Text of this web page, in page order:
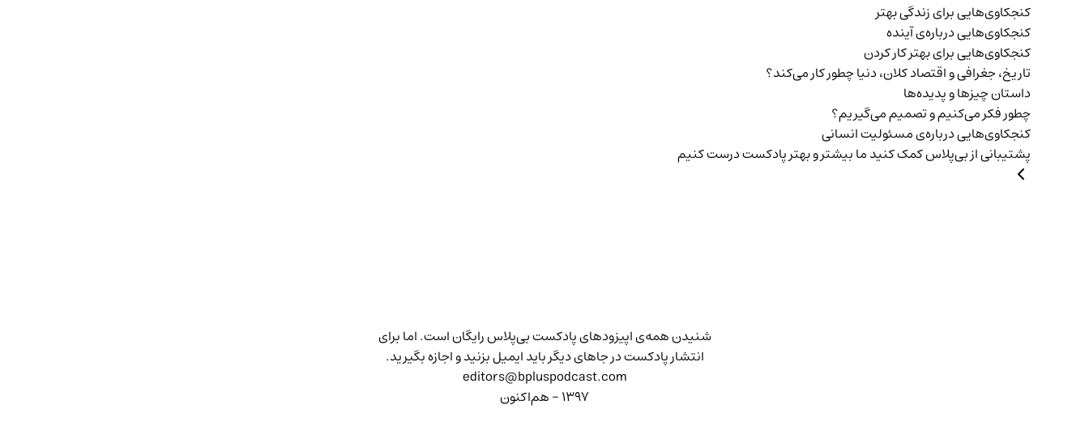
کنجکاوی‌هایی برای زندگی بهتر
کنجکاوی‌هایی درباره‌ی آينده
کنجکاوی‌هایی برای بهتر کار کردن
تاریخ،‌ جغرافی و اقتصاد کلان، دنیا چطور کار می‌کند؟
داستان چیزها و پدیده‌ها
چطور فکر می‌کنیم و تصمیم می‌گیریم؟
کنجکاوی‌هایی درباره‌ی مسئولیت انسانی
پشتیبانی از بی‌پلاسکمک کنید ما بیشتر و بهتر پادکست درست کنیم
شنیدن همه‌ی اپیزودهای پادکست بی‌پلاس رایگان است. اما برای
انتشار پادکست در جاهای دیگر باید ایمیل بزنید و اجازه بگیرید.
editors@bpluspodcast.com
۱۳۹۷ - هم‌اکنون